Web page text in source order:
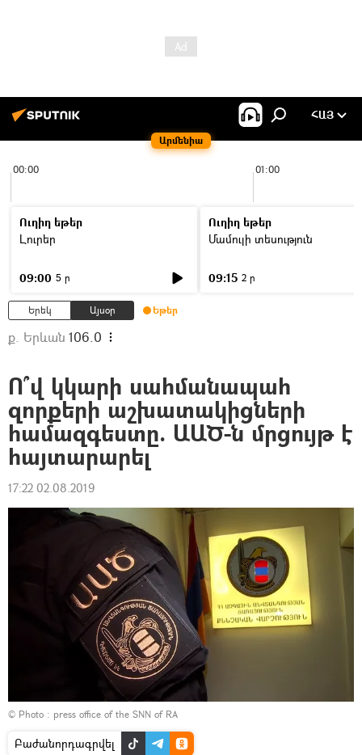
Արմենիա
ՀԱՅ
00:00 01:00
Ուղիղ եթեր
Լուրեր
09:00 5 ր
Ուղիղ եթեր
Մամուլի տեսություն
09:15 2 ր
Երեկ Այսօր Եթեր
ք. Երևան 106.0
Ո՞վ կկարի սահմանապահ
զորքերի աշխատակիցների
համազգեստը. ԱԱԾ-ն մրցույթ է
հայտարարել
17:22 02.08.2019
© Photo : press office of the SNN of RA
Բաժանորդագրվել